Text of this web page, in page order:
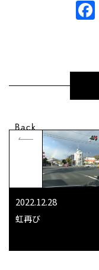
Back
2022.12.28
虹再び